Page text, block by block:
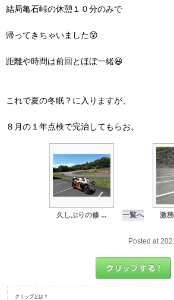
結局亀石峠の休憩１０分のみで
帰ってきちゃいました😵
距離や時間は前回とほぼ一緒😆
これで夏の冬眠？に入りますが、
８月の１年点検で完治してもらお。
久しぶりの修 ... 一覧へ 激
Posted at
クリップとは？